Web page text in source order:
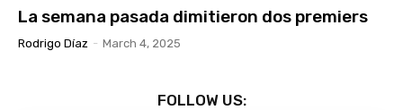
La semana pasada dimitieron dos premiers
Rodrigo Díaz - March 4, 2025
FOLLOW US: